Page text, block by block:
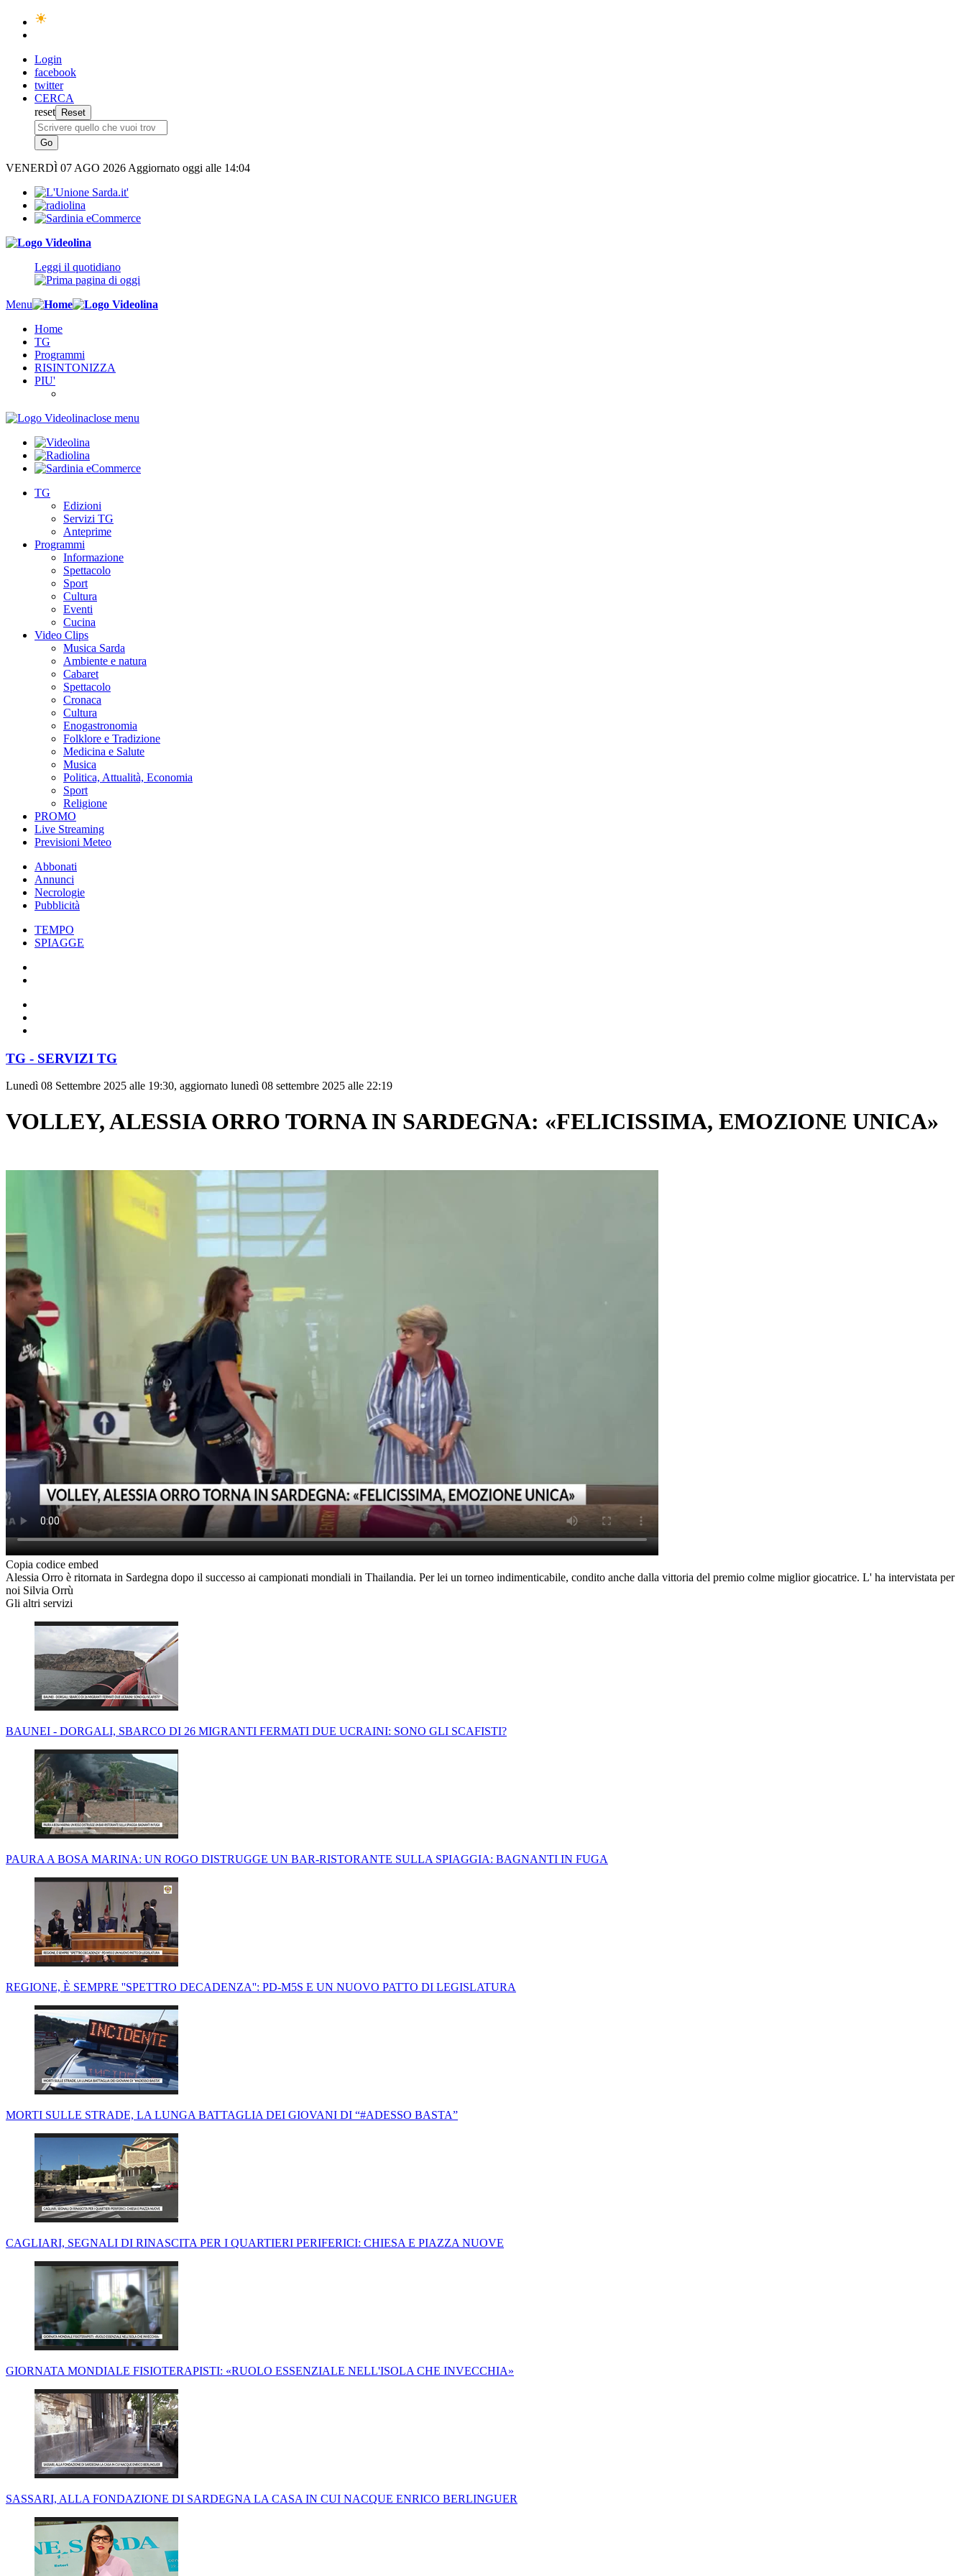
Login
facebook
twitter
CERCA
reset
VENERDÌ 07 AGO 2026 Aggiornato oggi alle 14:04
Leggi il quotidiano
Menu
Home
TG
Programmi
RISINTONIZZA
PIU'
close menu
TG
Edizioni
Servizi TG
Anteprime
Programmi
Informazione
Spettacolo
Sport
Cultura
Eventi
Cucina
Video Clips
Musica Sarda
Ambiente e natura
Cabaret
Spettacolo
Cronaca
Cultura
Enogastronomia
Folklore e Tradizione
Medicina e Salute
Musica
Politica, Attualità, Economia
Sport
Religione
PROMO
Live Streaming
Previsioni Meteo
Abbonati
Annunci
Necrologie
Pubblicità
TEMPO
SPIAGGE
TG - SERVIZI TG
Lunedì 08 Settembre 2025 alle 19:30, aggiornato lunedì 08 settembre 2025 alle 22:19
VOLLEY, ALESSIA ORRO TORNA IN SARDEGNA: «FELICISSIMA, EMOZIONE UNICA»
Copia codice embed
Alessia Orro è ritornata in Sardegna dopo il successo ai campionati mondiali in Thailandia. Per lei un torneo indimenticabile, condito anche dalla vittoria del premio colme miglior giocatrice. L' ha intervistata per
noi Silvia Orrù
Gli altri servizi
BAUNEI - DORGALI, SBARCO DI 26 MIGRANTI FERMATI DUE UCRAINI: SONO GLI SCAFISTI?
PAURA A BOSA MARINA: UN ROGO DISTRUGGE UN BAR-RISTORANTE SULLA SPIAGGIA: BAGNANTI IN FUGA
REGIONE, È SEMPRE ''SPETTRO DECADENZA'': PD-M5S E UN NUOVO PATTO DI LEGISLATURA
MORTI SULLE STRADE, LA LUNGA BATTAGLIA DEI GIOVANI DI “#ADESSO BASTA”
CAGLIARI, SEGNALI DI RINASCITA PER I QUARTIERI PERIFERICI: CHIESA E PIAZZA NUOVE
GIORNATA MONDIALE FISIOTERAPISTI: «RUOLO ESSENZIALE NELL'ISOLA CHE INVECCHIA»
SASSARI, ALLA FONDAZIONE DI SARDEGNA LA CASA IN CUI NACQUE ENRICO BERLINGUER